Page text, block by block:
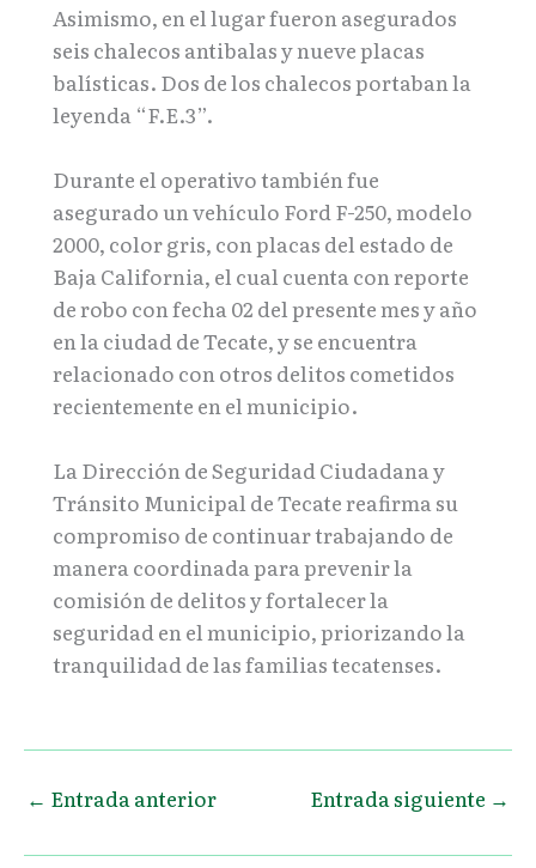
Asimismo, en el lugar fueron asegurados
seis chalecos antibalas y nueve placas
balísticas. Dos de los chalecos portaban la
leyenda “F.E.3”.
Durante el operativo también fue
asegurado un vehículo Ford F-250, modelo
2000, color gris, con placas del estado de
Baja California, el cual cuenta con reporte
de robo con fecha 02 del presente mes y año
en la ciudad de Tecate, y se encuentra
relacionado con otros delitos cometidos
recientemente en el municipio.
La Dirección de Seguridad Ciudadana y
Tránsito Municipal de Tecate reafirma su
compromiso de continuar trabajando de
manera coordinada para prevenir la
comisión de delitos y fortalecer la
seguridad en el municipio, priorizando la
tranquilidad de las familias tecatenses.
← Entrada anterior Entrada siguiente →